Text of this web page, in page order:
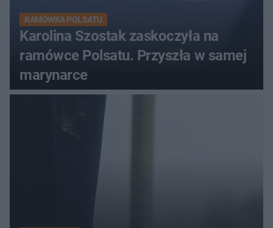
RAMÓWKA POLSATU
Karolina Szostak zaskoczyła na
ramówce Polsatu. Przyszła w samej
marynarce